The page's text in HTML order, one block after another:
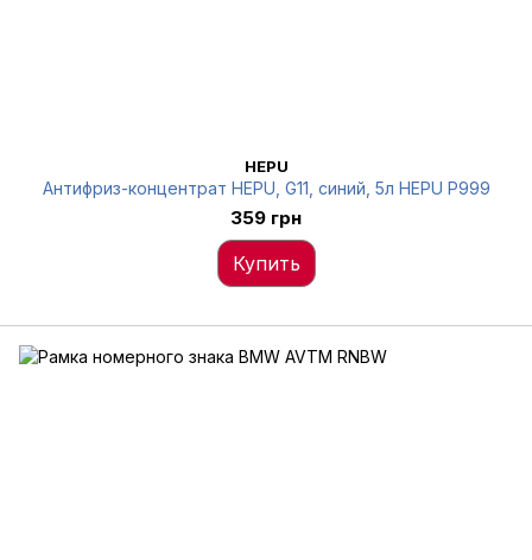
HEPU
Антифриз-концентрат HEPU, G11, синий, 5л HEPU P999
359 грн
Купить